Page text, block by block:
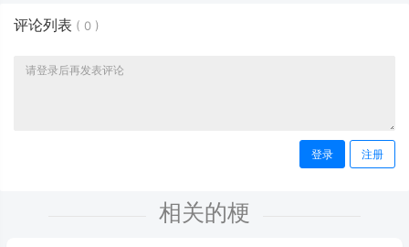
评论列表 ( 0 )
登录 注册
相关的梗